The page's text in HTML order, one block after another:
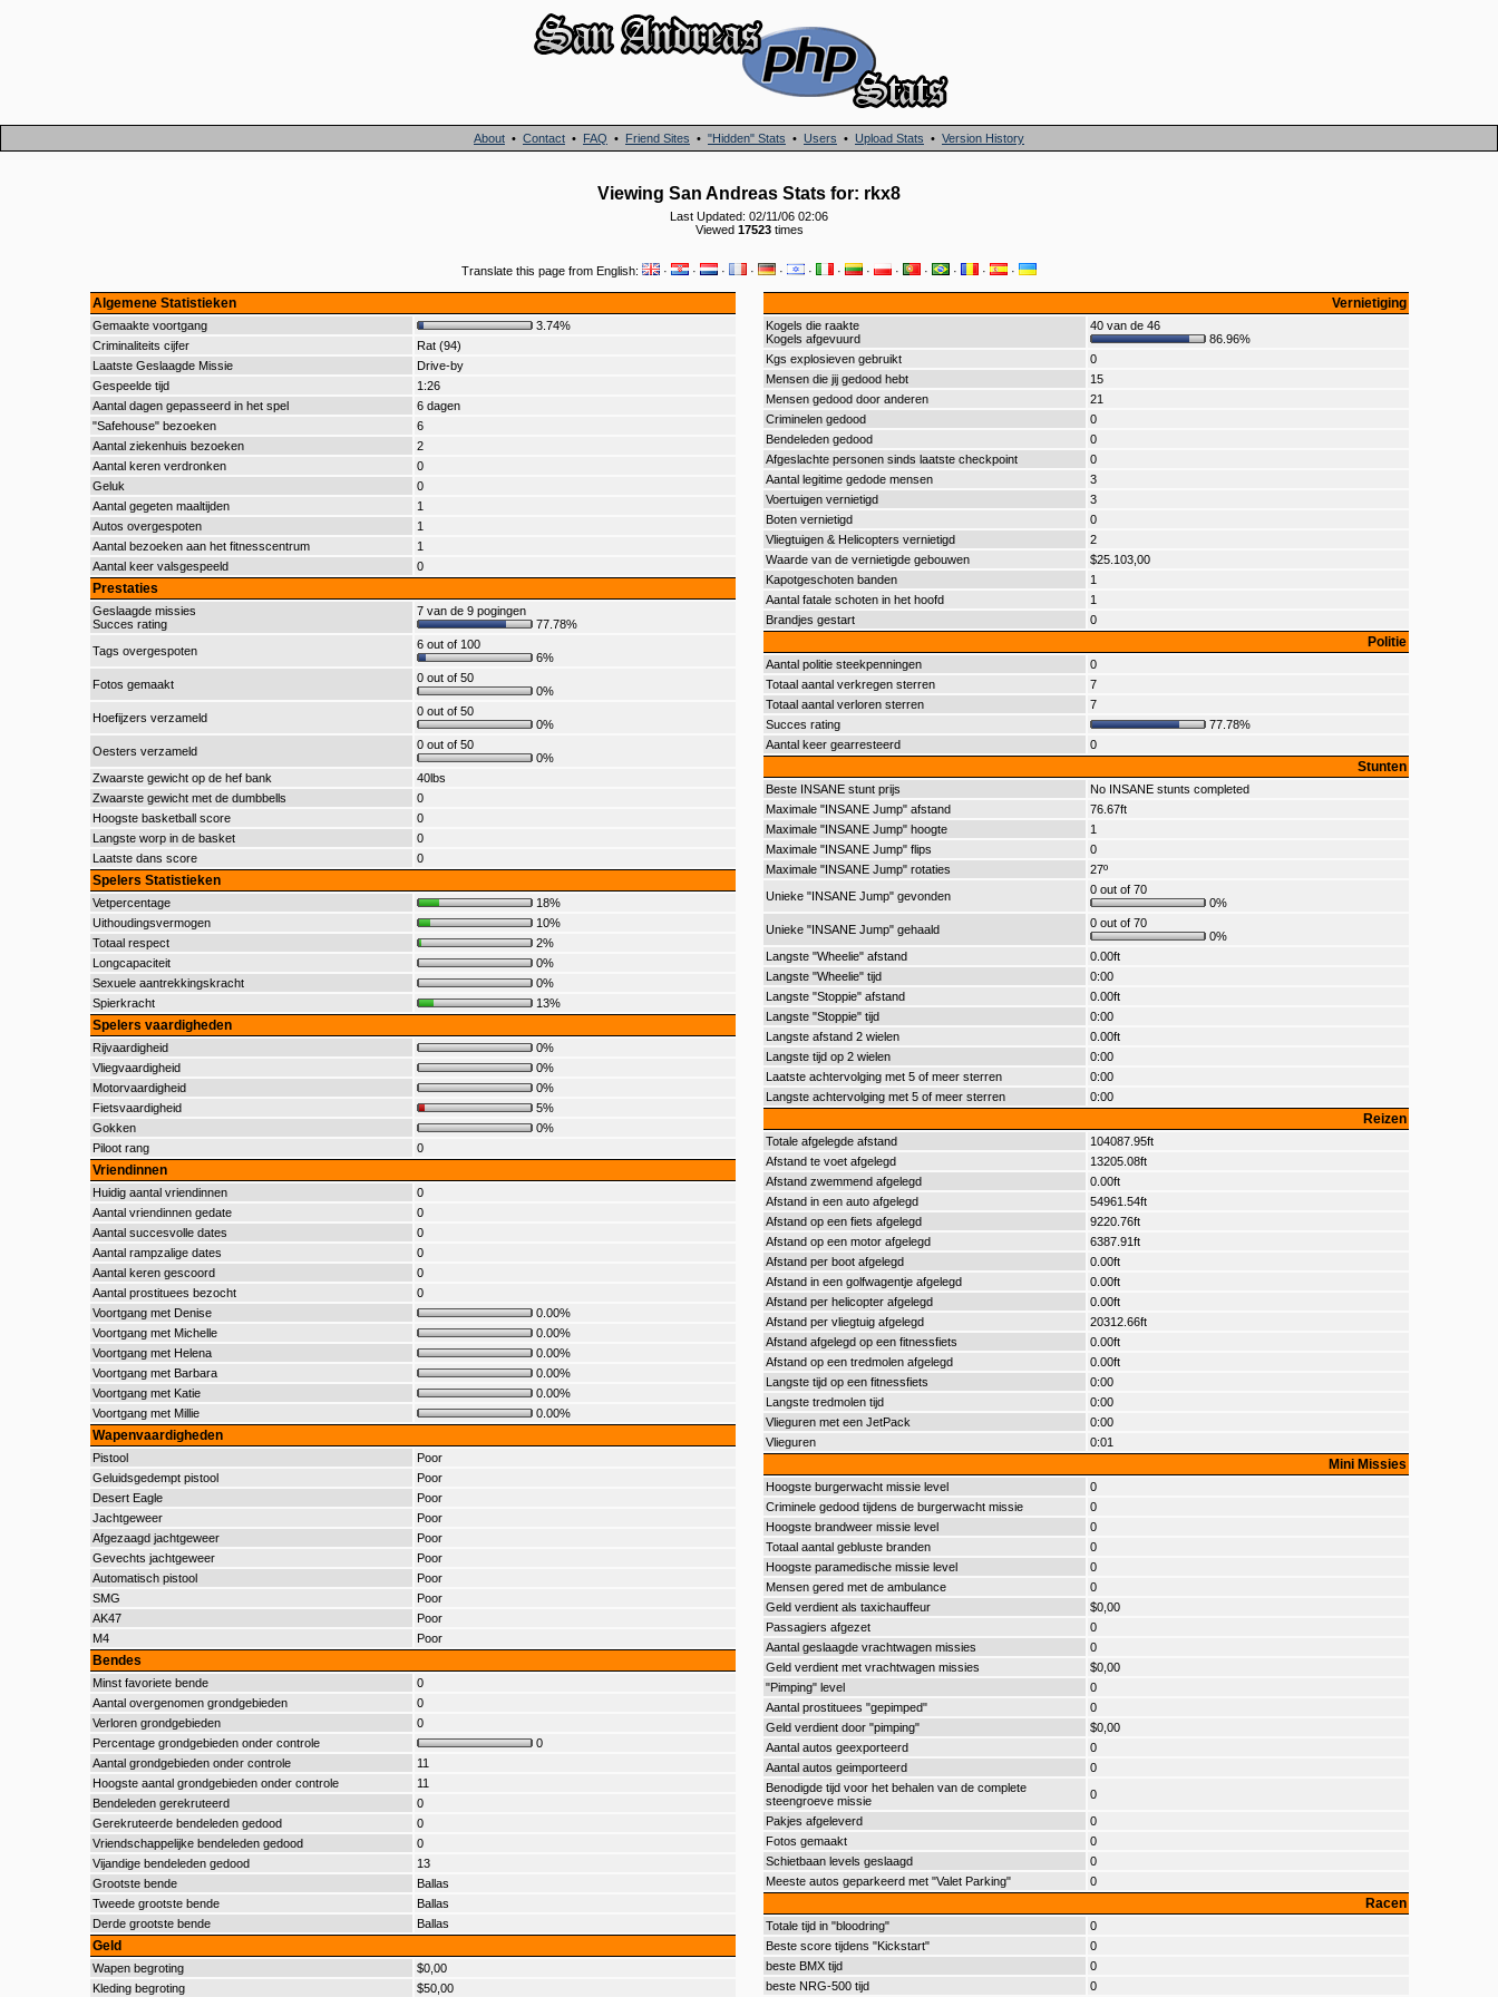
About • Contact • FAQ • Friend Sites • "Hidden" Stats • Users • Upload Stats • Version History
Viewing San Andreas Stats for: rkx8
Last Updated: 02/11/06 02:06
Viewed 17523times
Translate this page from English: · · · · · · · · · · · · ·
Algemene Statistieken
Gemaakte voortgang
3.74%
Criminaliteits cijfer
Rat (94)
Laatste Geslaagde Missie
Drive-by
Gespeelde tijd
1:26
Aantal dagen gepasseerd in het spel
6 dagen
"Safehouse" bezoeken
6
Aantal ziekenhuis bezoeken
2
Aantal keren verdronken
0
Geluk
0
Aantal gegeten maaltijden
1
Autos overgespoten
1
Aantal bezoeken aan het fitnesscentrum
1
Aantal keer valsgespeeld
0
Prestaties
Geslaagde missies
Succes rating
7 van de 9 pogingen
77.78%
Tags overgespoten
6 out of 100
6%
Fotos gemaakt
0 out of 50
0%
Hoefijzers verzameld
0 out of 50
0%
Oesters verzameld
0 out of 50
0%
Zwaarste gewicht op de hef bank
40lbs
Zwaarste gewicht met de dumbbells
0
Hoogste basketball score
0
Langste worp in de basket
0
Laatste dans score
0
Spelers Statistieken
Vetpercentage
18%
Uithoudingsvermogen
10%
Totaal respect
2%
Longcapaciteit
0%
Sexuele aantrekkingskracht
0%
Spierkracht
13%
Spelers vaardigheden
Rijvaardigheid
0%
Vliegvaardigheid
0%
Motorvaardigheid
0%
Fietsvaardigheid
5%
Gokken
0%
Piloot rang
0
Vriendinnen
Huidig aantal vriendinnen
0
Aantal vriendinnen gedate
0
Aantal succesvolle dates
0
Aantal rampzalige dates
0
Aantal keren gescoord
0
Aantal prostituees bezocht
0
Voortgang met Denise
0.00%
Voortgang met Michelle
0.00%
Voortgang met Helena
0.00%
Voortgang met Barbara
0.00%
Voortgang met Katie
0.00%
Voortgang met Millie
0.00%
Wapenvaardigheden
Pistool
Poor
Geluidsgedempt pistool
Poor
Desert Eagle
Poor
Jachtgeweer
Poor
Afgezaagd jachtgeweer
Poor
Gevechts jachtgeweer
Poor
Automatisch pistool
Poor
SMG
Poor
AK47
Poor
M4
Poor
Bendes
Minst favoriete bende
0
Aantal overgenomen grondgebieden
0
Verloren grondgebieden
0
Percentage grondgebieden onder controle
0
Aantal grondgebieden onder controle
11
Hoogste aantal grondgebieden onder controle
11
Bendeleden gerekruteerd
0
Gerekruteerde bendeleden gedood
0
Vriendschappelijke bendeleden gedood
0
Vijandige bendeleden gedood
13
Grootste bende
Ballas
Tweede grootste bende
Ballas
Derde grootste bende
Ballas
Geld
Wapen begroting
$0,00
Kleding begroting
$50,00
Vernietiging
Kogels die raakte
Kogels afgevuurd
40 van de 46
86.96%
Kgs explosieven gebruikt
0
Mensen die jij gedood hebt
15
Mensen gedood door anderen
21
Criminelen gedood
0
Bendeleden gedood
0
Afgeslachte personen sinds laatste checkpoint
0
Aantal legitime gedode mensen
3
Voertuigen vernietigd
3
Boten vernietigd
0
Vliegtuigen & Helicopters vernietigd
2
Waarde van de vernietigde gebouwen
$25.103,00
Kapotgeschoten banden
1
Aantal fatale schoten in het hoofd
1
Brandjes gestart
0
Politie
Aantal politie steekpenningen
0
Totaal aantal verkregen sterren
7
Totaal aantal verloren sterren
7
Succes rating
77.78%
Aantal keer gearresteerd
0
Stunten
Beste INSANE stunt prijs
No INSANE stunts completed
Maximale "INSANE Jump" afstand
76.67ft
Maximale "INSANE Jump" hoogte
1
Maximale "INSANE Jump" flips
0
Maximale "INSANE Jump" rotaties
27º
Unieke "INSANE Jump" gevonden
0 out of 70
0%
Unieke "INSANE Jump" gehaald
0 out of 70
0%
Langste "Wheelie" afstand
0.00ft
Langste "Wheelie" tijd
0:00
Langste "Stoppie" afstand
0.00ft
Langste "Stoppie" tijd
0:00
Langste afstand 2 wielen
0.00ft
Langste tijd op 2 wielen
0:00
Laatste achtervolging met 5 of meer sterren
0:00
Langste achtervolging met 5 of meer sterren
0:00
Reizen
Totale afgelegde afstand
104087.95ft
Afstand te voet afgelegd
13205.08ft
Afstand zwemmend afgelegd
0.00ft
Afstand in een auto afgelegd
54961.54ft
Afstand op een fiets afgelegd
9220.76ft
Afstand op een motor afgelegd
6387.91ft
Afstand per boot afgelegd
0.00ft
Afstand in een golfwagentje afgelegd
0.00ft
Afstand per helicopter afgelegd
0.00ft
Afstand per vliegtuig afgelegd
20312.66ft
Afstand afgelegd op een fitnessfiets
0.00ft
Afstand op een tredmolen afgelegd
0.00ft
Langste tijd op een fitnessfiets
0:00
Langste tredmolen tijd
0:00
Vlieguren met een JetPack
0:00
Vlieguren
0:01
Mini Missies
Hoogste burgerwacht missie level
0
Criminele gedood tijdens de burgerwacht missie
0
Hoogste brandweer missie level
0
Totaal aantal gebluste branden
0
Hoogste paramedische missie level
0
Mensen gered met de ambulance
0
Geld verdient als taxichauffeur
$0,00
Passagiers afgezet
0
Aantal geslaagde vrachtwagen missies
0
Geld verdient met vrachtwagen missies
$0,00
"Pimping" level
0
Aantal prostituees "gepimped"
0
Geld verdient door "pimping"
$0,00
Aantal autos geexporteerd
0
Aantal autos geimporteerd
0
Benodigde tijd voor het behalen van de complete
steengroeve missie
0
Pakjes afgeleverd
0
Fotos gemaakt
0
Schietbaan levels geslaagd
0
Meeste autos geparkeerd met "Valet Parking"
0
Racen
Totale tijd in "bloodring"
0
Beste score tijdens "Kickstart"
0
beste BMX tijd
0
beste NRG-500 tijd
0